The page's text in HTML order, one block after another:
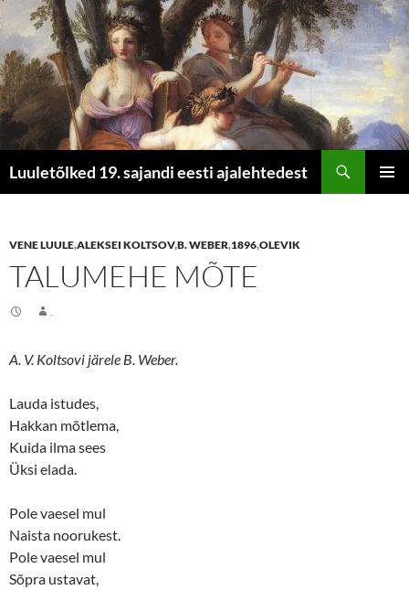
Luuletõlked 19. sajandi eesti ajalehtedest
VENE LUULE,ALEKSEI KOLTSOV,B. WEBER,1896,OLEVIK
TALUMEHE MÕTE
A. V. Koltsovi järele B. Weber.
Lauda istudes,
Hakkan mõtlema,
Kuida ilma sees
Üksi elada.
Pole vaesel mul
Naista noorukest.
Pole vaesel mul
Sõpra ustavat,